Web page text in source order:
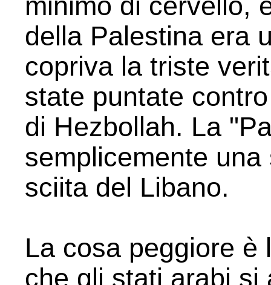
della Palestina era
copriva la triste
state puntate
di Hezbollah. La
semplicemente
sciita del Libano.
La cosa peggiore è
che gli stati arabi si